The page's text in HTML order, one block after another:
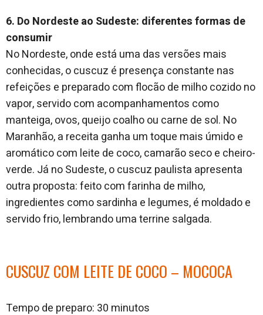
6. Do Nordeste ao Sudeste: diferentes formas de
consumir
No Nordeste, onde está uma das versões mais
conhecidas, o cuscuz é presença constante nas
refeições e preparado com flocão de milho cozido no
vapor, servido com acompanhamentos como
manteiga, ovos, queijo coalho ou carne de sol. No
Maranhão, a receita ganha um toque mais úmido e
aromático com leite de coco, camarão seco e cheiro-
verde. Já no Sudeste, o cuscuz paulista apresenta
outra proposta: feito com farinha de milho,
ingredientes como sardinha e legumes, é moldado e
servido frio, lembrando uma terrine salgada.
CUSCUZ COM LEITE DE COCO – MOCOCA
Tempo de preparo: 30 minutos